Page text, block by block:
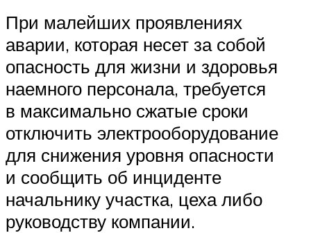
При малейших проявлениях
аварии, которая несет за собой
опасность для жизни и здоровья
наемного персонала, требуется
в максимально сжатые сроки
отключить электрооборудование
для снижения уровня опасности
и сообщить об инциденте
начальнику участка, цеха либо
руководству компании.